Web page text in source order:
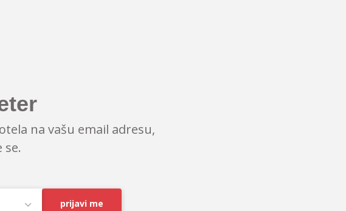
na vašu email adresu,
se.
prijavi me